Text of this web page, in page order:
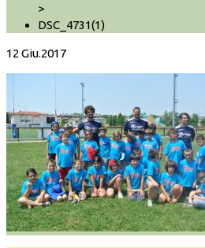
>
DSC_4731(1)
12 Giu.2017